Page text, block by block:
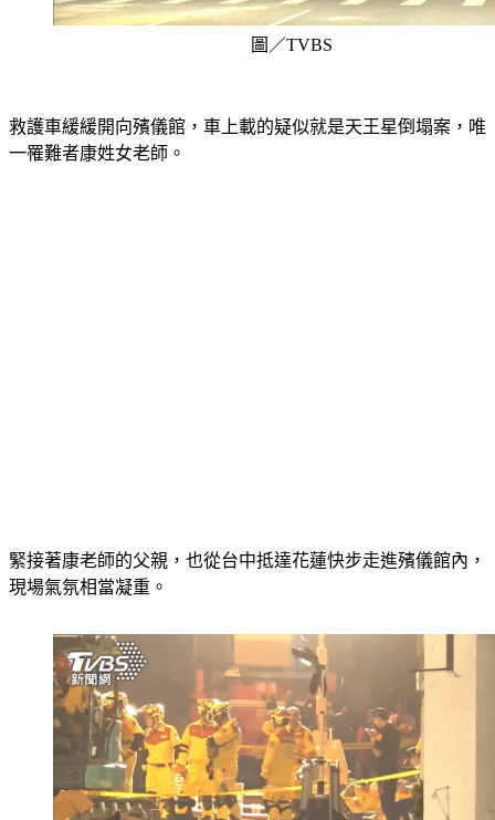
圖／TVBS
救護車緩緩開向殯儀館，車上載的疑似就是天王星倒塌案，唯
一罹難者康姓女老師。
緊接著康老師的父親，也從台中抵達花蓮快步走進殯儀館內，
現場氣氛相當凝重。